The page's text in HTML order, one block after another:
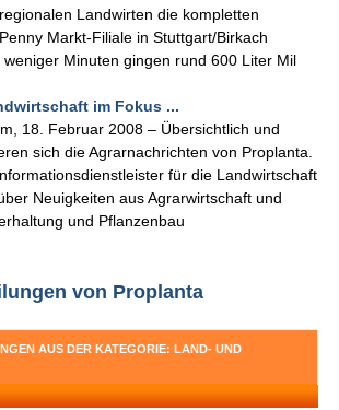
Landwirten die kompletten
Markt-Filiale in Stuttgart/Birkach
Minuten gingen rund 600 Liter Mil
im Fokus ...
18. Februar 2008 – Übersichtlich und
sich die Agrarnachrichten von Proplanta.
für die Landwirtschaft
Neuigkeiten aus Agrarwirtschaft und
und Pflanzenbau
von Proplanta
AUS DER KATEGORIE: LAND- UND